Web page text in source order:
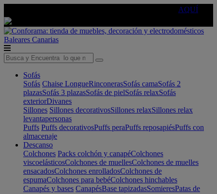
AQUÍ
Baleares Canarias
Sofás
Sofás Chaise LongueRinconerasSofás camaSofás 2
plazasSofás 3 plazasSofás de pielSofás relaxSofás
exteriorDivanes
Sillones Sillones decorativosSillones relaxSillones relax
levantapersonas
Puffs Puffs decorativosPuffs peraPuffs reposapiésPuffs con
almacenaje
Descanso
Colchones Packs colchón y canapéColchones
viscoelásticosColchones de muellesColchones de muelles
ensacadosColchones enrolladosColchones de
espumaColchones para bebéColchones hinchables
Canapés y bases CanapésBase tapizadasSomieresPatas de